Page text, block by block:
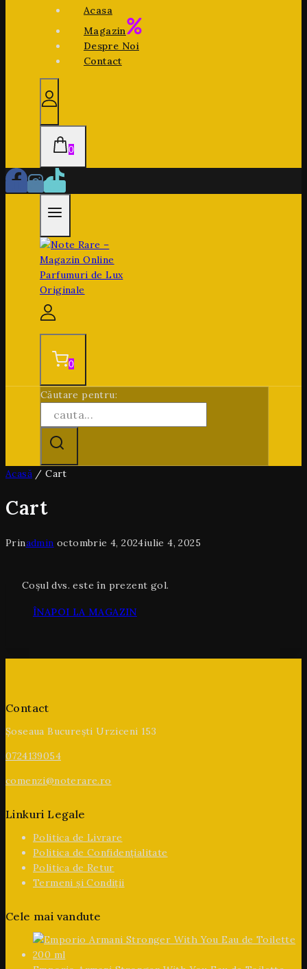
Acasa
Magazin
Despre Noi
Contact
0
0
Căutare pentru:
Acasă / Cart
Cart
Prinadmin octombrie 4, 2024iulie 4, 2025
Coșul dvs. este în prezent gol.
ÎNAPOI LA MAGAZIN
Contact
Șoseaua București Urziceni 153
0724139054
comenzi@noterare.ro
Linkuri Legale
Politica de Livrare
Politica de Confidențialitate
Politica de Retur
Termeni și Condiții
Cele mai vandute